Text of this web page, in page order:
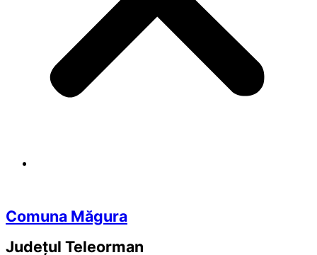
Comuna Măgura
Județul Teleorman